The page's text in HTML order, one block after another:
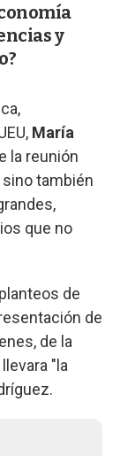
y
María
la reunión
también
que no
de
de
de la
"la